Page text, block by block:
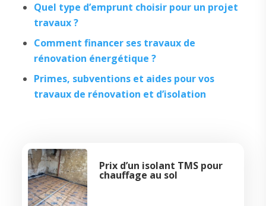
Quel type d’emprunt choisir pour un projet
travaux ?
Comment financer ses travaux de
rénovation énergétique ?
Primes, subventions et aides pour vos
travaux de rénovation et d’isolation
Prix d’un isolant TMS pour
chauffage au sol